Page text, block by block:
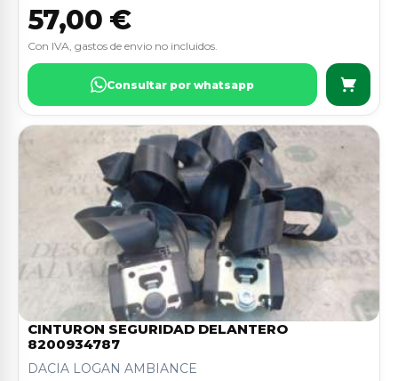
57,00 €
Con IVA, gastos de envio no incluidos.
Consultar por whatsapp
CINTURON SEGURIDAD DELANTERO
8200934787
DACIA LOGAN AMBIANCE